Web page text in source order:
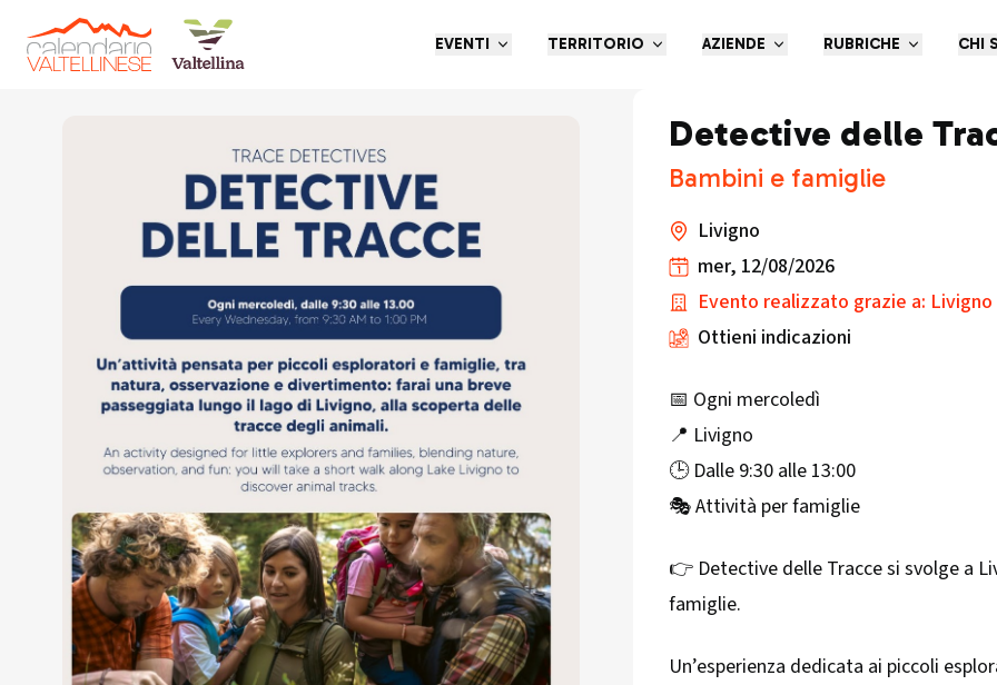
EVENTI TERRITORIO AZIENDE RUBRICHE CHI
Torna indietro
Detective delle
Bambini e famiglie
Livigno
mer, 12/08/2026
Evento realizzato grazie a:
Ottieni indicazioni
📅 Ogni mercoledì
📍 Livigno
🕒 Dalle 9:30 alle 13:00
🎭 Attività per famiglie
👉 Detective delle Tracce si svolge a
famiglie.
Un’esperienza dedicata ai piccoli